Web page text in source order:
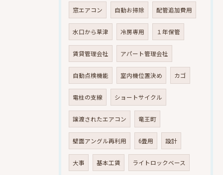
窓エアコン 自動お掃除 配管追加費用
水口から草津 冷房専用 １年保管
賃貸管理会社 アパート管理会社
自動点検機能 室内機位置決め カゴ
電柱の支線 ショートサイクル
譲渡されたエアコン 竜王町
壁面アングル再利用 6畳用 設計
大事 基本工賃 ライトロックベース